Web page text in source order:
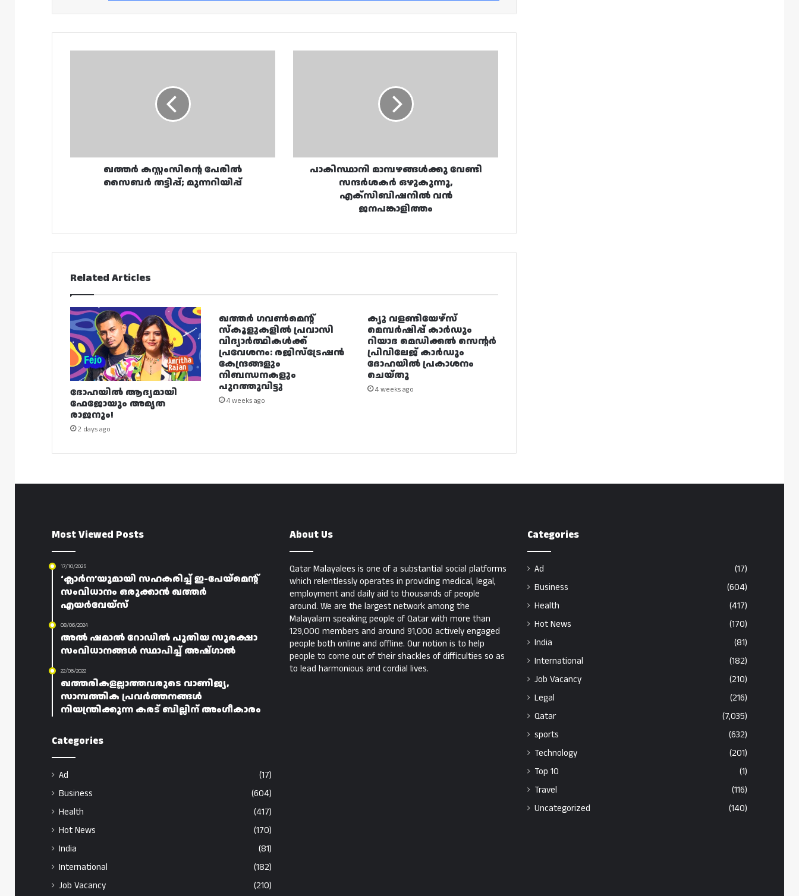
ഖത്തർ കസ്റ്റംസിന്റെ പേരിൽ
സൈബർ തട്ടിപ്പ്; മുന്നറിയിപ്പ്
പാകിസ്ഥാനി മാമ്പഴങ്ങൾക്കു വേണ്ടി
സന്ദർശകർ ഒഴുകുന്നു,
എക്‌സിബിഷനിൽ വൻ
ജനപങ്കാളിത്തം
Related Articles
ദോഹയിൽ ആദ്യമായി
ഫേജോയും അമൃത
രാജനും!
2 days ago
ഖത്തർ ഗവൺമെന്റ്
സ്കൂളുകളിൽ പ്രവാസി
വിദ്യാർത്ഥികൾക്ക്
പ്രവേശനം: രജിസ്ട്രേഷൻ
കേന്ദ്രങ്ങളും
നിബന്ധനകളും
പുറത്തുവിട്ടു
4 weeks ago
ക്യു വളണ്ടിയേഴ്‌സ്
മെമ്പർഷിപ്പ് കാർഡും
റിയാദ മെഡിക്കൽ സെന്റർ
പ്രിവിലേജ് കാർഡും
ദോഹയിൽ പ്രകാശനം
ചെയ്തു
4 weeks ago
Most Viewed Posts
17/10/2025
‘ക്ലാർന’യുമായി സഹകരിച്ച് ഇ-പേയ്‌മെന്റ്
സംവിധാനം ഒരുക്കാൻ ഖത്തർ
എയർവേയ്‌സ്
08/06/2024
അൽ ഷമാൽ റോഡിൽ പുതിയ സുരക്ഷാ
സംവിധാനങ്ങൾ സ്ഥാപിച്ച് അഷ്ഗാൽ
22/06/2022
ഖത്തരികളല്ലാത്തവരുടെ വാണിജ്യ,
സാമ്പത്തിക പ്രവർത്തനങ്ങൾ
നിയന്ത്രിക്കുന്ന കരട് ബില്ലിന് അംഗീകാരം
Categories
Ad
(17)
Business
(604)
Health
(417)
Hot News
(170)
India
(81)
International
(182)
Job Vacancy
(210)
About Us
Qatar Malayalees is one of a substantial social platforms
which relentlessly operates in providing medical, legal,
employment and daily aid to thousands of people
around. We are the largest network among the
Malayalam speaking people of Qatar with more than
129,000 members and around 91,000 actively engaged
people both online and offline. Our notion is to help
people to come out of their shackles of difficulties so as
to lead harmonious and cordial lives.
Categories
Ad
(17)
Business
(604)
Health
(417)
Hot News
(170)
India
(81)
International
(182)
Job Vacancy
(210)
Legal
(216)
Qatar
(7,035)
sports
(632)
Technology
(201)
Top 10
(1)
Travel
(116)
Uncategorized
(140)